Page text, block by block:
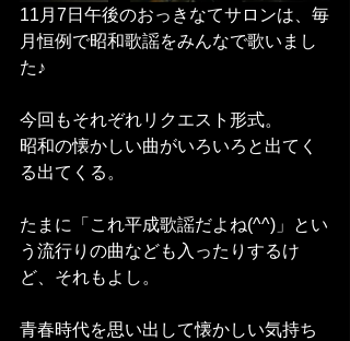
11月7日午後のおっきなてサロンは、毎
月恒例で昭和歌謡をみんなで歌いまし
た♪
今回もそれぞれリクエスト形式。
昭和の懐かしい曲がいろいろと出てく
る出てくる。
たまに「これ平成歌謡だよね(^^)」とい
う流行りの曲なども入ったりするけ
ど、それもよし。
青春時代を思い出して懐かしい気持ち